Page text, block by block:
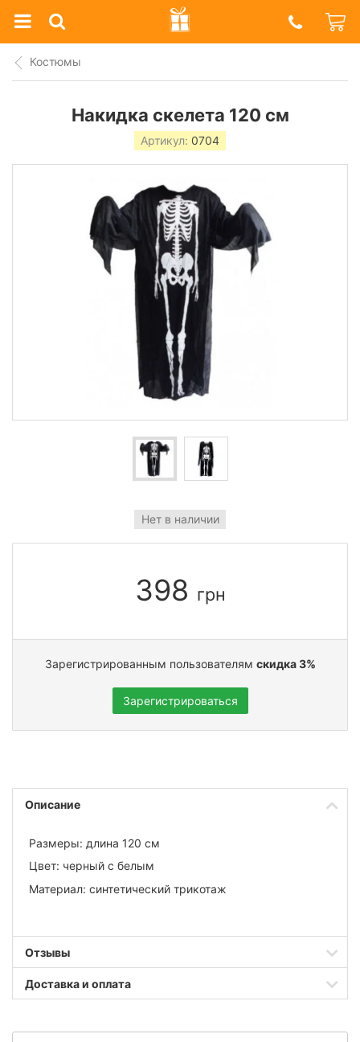
Prazdnik
Shop
Костюмы
Накидка скелета 120 см
Артикул: 0704
Нет в наличии
398 грн
Зарегистрированным пользователям скидка 3%
Зарегистрироваться
Описание
Размеры: длина 120 см
Цвет: черный с белым
Материал: синтетический трикотаж
Отзывы
Доставка и оплата